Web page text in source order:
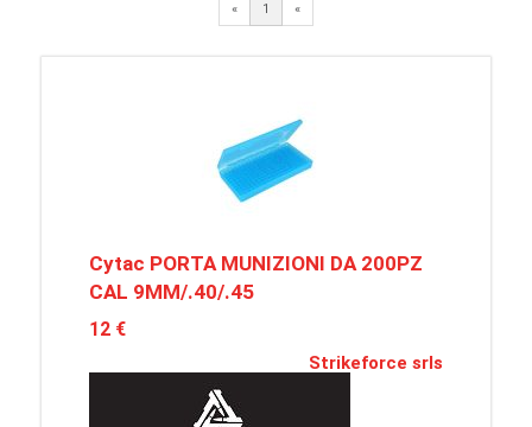
« 1 «
Cytac PORTA MUNIZIONI DA 200PZ
CAL 9MM/.40/.45
12 €
Strikeforce srls